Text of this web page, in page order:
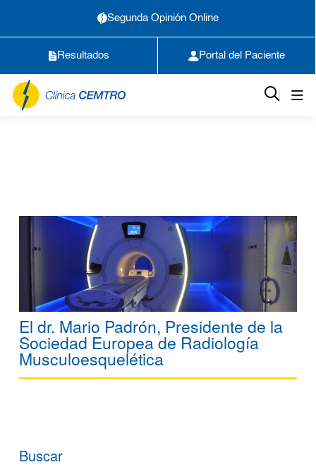
Segunda Opinión Online
Resultados Portal del Paciente
El dr. Mario Padrón, Presidente de la
Sociedad Europea de Radiología
Musculoesquelética
Buscar